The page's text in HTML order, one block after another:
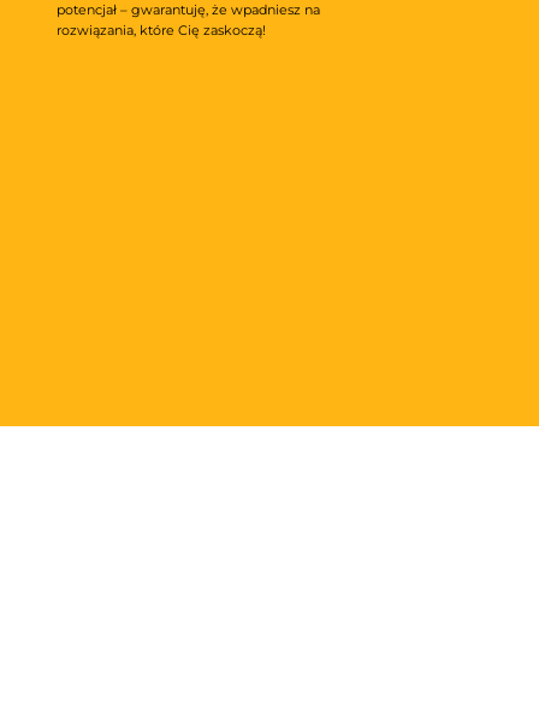
potencjał – gwarantuję, że wpadniesz na
rozwiązania, które Cię zaskoczą!